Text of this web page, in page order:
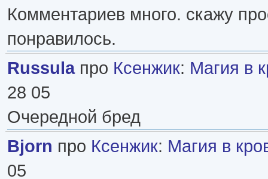
Комментариев много. скажу
понравилось.
Russulaпро Ксенжик: Магия в
28 05
Очередной бред
Bjorn про Ксенжик: Магия в
05